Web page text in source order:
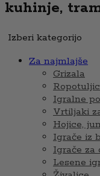
kuhinje,
Izberi kategorijo
Za najmlajše
Grizala
Igralne
Vrtiljaki
Hojice,
Igrače iz
Igrače za
Lesene